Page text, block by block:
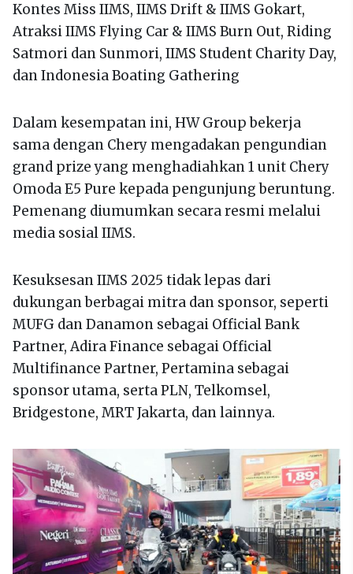
Kontes Miss IIMS, IIMS Drift & IIMS Gokart,
Atraksi IIMS Flying Car & IIMS Burn Out, Riding
Satmori dan Sunmori, IIMS Student Charity Day,
dan Indonesia Boating Gathering
Dalam kesempatan ini, HW Group bekerja
sama dengan Chery mengadakan pengundian
grand prize yang menghadiahkan 1 unit Chery
Omoda E5 Pure kepada pengunjung beruntung.
Pemenang diumumkan secara resmi melalui
media sosial IIMS.
Kesuksesan IIMS 2025 tidak lepas dari
dukungan berbagai mitra dan sponsor, seperti
MUFG dan Danamon sebagai Official Bank
Partner, Adira Finance sebagai Official
Multifinance Partner, Pertamina sebagai
sponsor utama, serta PLN, Telkomsel,
Bridgestone, MRT Jakarta, dan lainnya.